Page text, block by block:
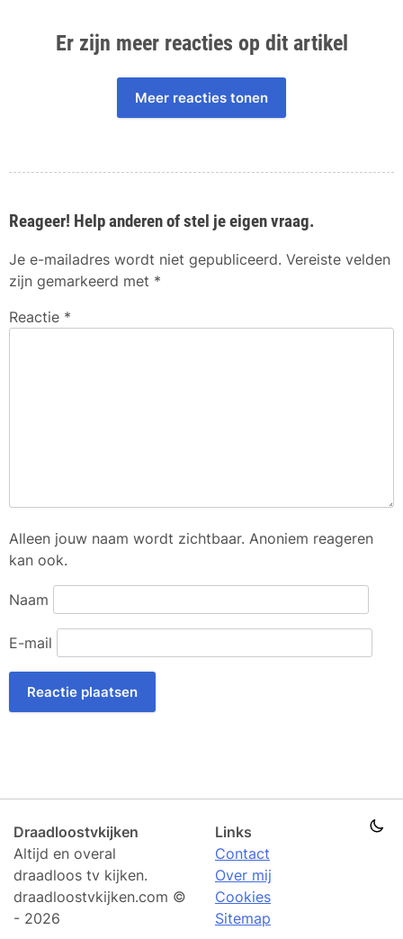
Er zijn meer reacties op dit artikel
Meer reacties tonen
Reageer! Help anderen of stel je eigen vraag.
Je e-mailadres wordt niet gepubliceerd. Vereiste velden
zijn gemarkeerd met *
Reactie *
Alleen jouw naam wordt zichtbaar. Anoniem reageren
kan ook.
Naam
E-mail
Draadloostvkijken
Altijd en overal
draadloos tv kijken.
draadloostvkijken.com ©
- 2026
Links
Contact
Over mij
Cookies
Sitemap